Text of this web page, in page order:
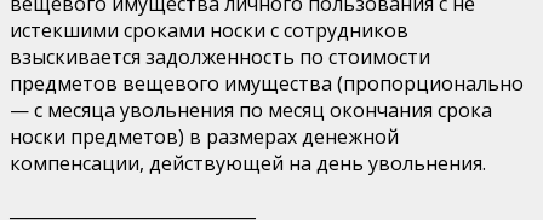
истекшими сроками носки с сотрудников
взыскивается задолженность по стоимости
предметов вещевого имущества (пропорционально
— с месяца увольнения по месяц окончания срока
носки предметов) в размерах денежной
компенсации, действующей на день увольнения.